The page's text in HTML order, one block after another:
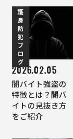
護
身
防
犯
ブ
ロ
グ
2026.02.05
闇バイト強盗の
特徴とは？闇バ
イトの見抜き方
をご紹介